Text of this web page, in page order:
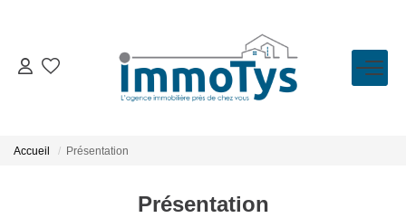
VENTE
ESTIMATION
Accueil Présentation
Présentation